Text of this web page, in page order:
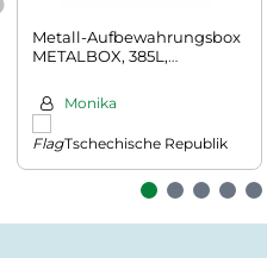
Metall-Aufbewahrungsbox
METALBOX, 385L,
Monika
Tschechische Republik